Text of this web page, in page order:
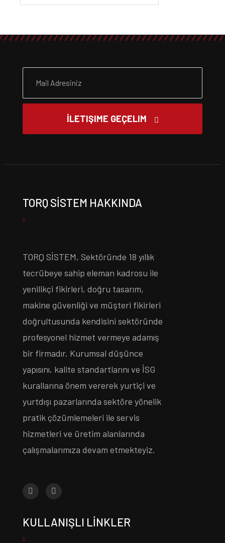
İLETIŞIME GEÇELIM
TORQ SISTEM HAKKINDA
TORQ SİSTEM, Sektöründe 18 yıllık
tecrübeye sahip eleman kadrosu ile
yenilikçi fikirleri, doğru tasarım,
makine güvenliği ve müşteri fikirleri
doğrultusunda kendisini sektöründe
profesyonel hizmet vermeye adamış
bir firmadır. Kurumsal düşünce
yapısını, kalite standartlarını ve İSG
kurallarına önem vererek yurtiçi ve
yurtdışı pazarlarında sektöre yönelik
pratik çözümlemeleri ile servis
hizmetleri ve üretim alanlarında
çalışmalarımıza devam etmekteyiz.
KULLANIŞLI LINKLER